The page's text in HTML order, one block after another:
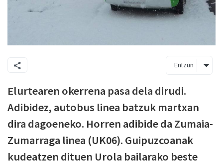
Entzun
Elurtearen okerrena pasa dela dirudi.
Adibidez, autobus linea batzuk martxan
dira dagoeneko. Horren adibide da Zumaia-
Zumarraga linea (UK06). Guipuzcoanak
kudeatzen dituen Urola bailarako beste